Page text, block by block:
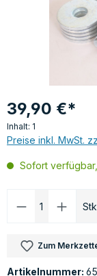
39,90 €*
Inhalt: 1
Preise inkl. MwSt.
Sofort
Produkt
Zum
Artikelnummer: